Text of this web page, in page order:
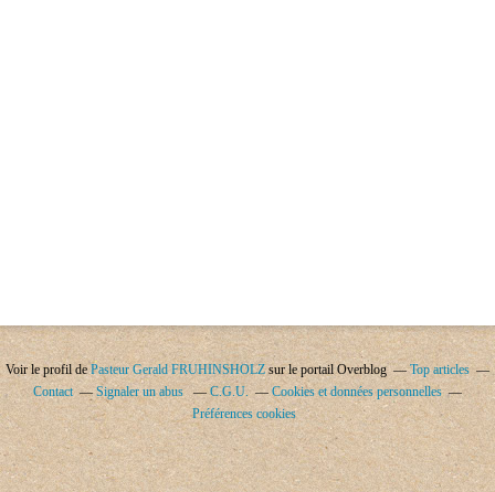
Voir le profil dePasteur Gerald FRUHINSHOLZsur le portail Overblog
Top articles
Contact
Signaler un abus C.G.U.
Cookies et données personnelles
Préférences cookies